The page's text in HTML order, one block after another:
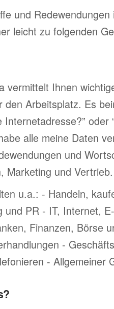
und
leicht zu folgenden
vermittelt Ihnen
den Arbeitsplatz. Es
oder
alle meine Daten
und
Marketing und Vertrieb.
u.a.: - Handeln,
und PR - IT, Internet,
Finanzen, Börse
-
- Allgemeiner